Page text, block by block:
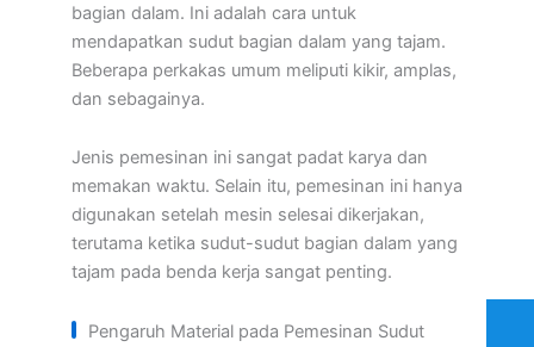
bagian dalam. Ini adalah cara untuk
mendapatkan sudut bagian dalam yang tajam.
Beberapa perkakas umum meliputi kikir, amplas,
dan sebagainya.
Jenis pemesinan ini sangat padat karya dan
memakan waktu. Selain itu, pemesinan ini hanya
digunakan setelah mesin selesai dikerjakan,
terutama ketika sudut-sudut bagian dalam yang
tajam pada benda kerja sangat penting.
Pengaruh Material pada Pemesinan Sudut